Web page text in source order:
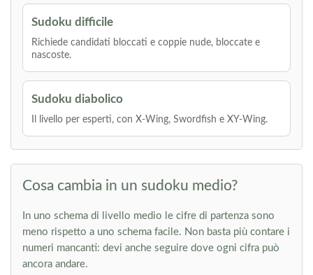
Sudoku difficile
Richiede candidati bloccati e coppie nude, bloccate e
nascoste.
Sudoku diabolico
Il livello per esperti, con X-Wing, Swordfish e XY-Wing.
Cosa cambia in un sudoku medio?
In uno schema di livello medio le cifre di partenza sono
meno rispetto a uno schema facile. Non basta più contare i
numeri mancanti: devi anche seguire dove ogni cifra può
ancora andare.